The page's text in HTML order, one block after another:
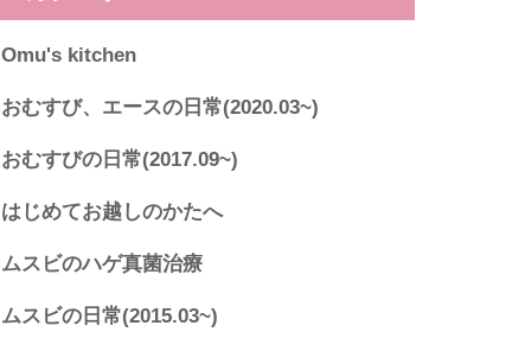
Omu's kitchen
おむすび、エースの日常(2020.03~)
おむすびの日常(2017.09~)
はじめてお越しのかたへ
ムスビのハゲ真菌治療
ムスビの日常(2015.03~)